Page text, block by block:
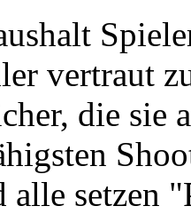
vertraut
die sie
alle setzen